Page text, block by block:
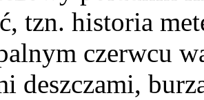
tzn. historia
czerwcu
deszczami,